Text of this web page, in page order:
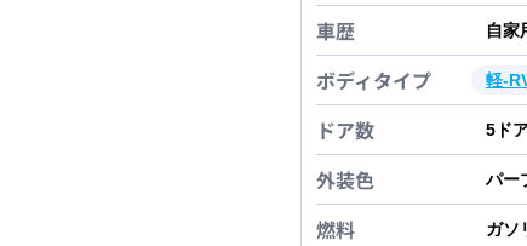
車歴 自家
ボディタイプ 軽-
ドア数 5 ド
外装色 パー
燃料 ガソ